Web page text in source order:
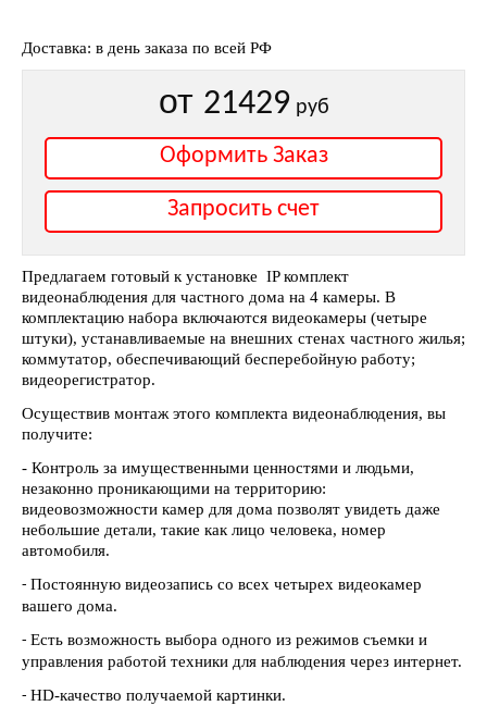
Доставка: в день заказа по всей РФ
от 21429 руб
Оформить Заказ
Запросить счет
Предлагаем готовый к установке IP комплект
видеонаблюдения для частного дома на 4 камеры. В
комплектацию набора включаются видеокамеры (четыре
штуки), устанавливаемые на внешних стенах частного жилья;
коммутатор, обеспечивающий бесперебойную работу;
видеорегистратор.
Осуществив монтаж этого комплекта видеонаблюдения, вы
получите:
- Контроль за имущественными ценностями и людьми,
незаконно проникающими на территорию:
видеовозможности камер для дома позволят увидеть даже
небольшие детали, такие как лицо человека, номер
автомобиля.
- Постоянную видеозапись со всех четырех видеокамер
вашего дома.
- Есть возможность выбора одного из режимов съемки и
управления работой техники для наблюдения через интернет.
- HD-качество получаемой картинки.